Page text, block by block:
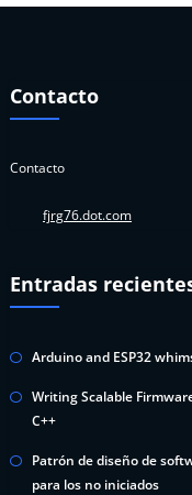
Contacto
Contacto
fjrg76.dot.com
Entradas
Arduino and ESP32
Writing Scalable
C++
Patrón de diseño de
para los no iniciados